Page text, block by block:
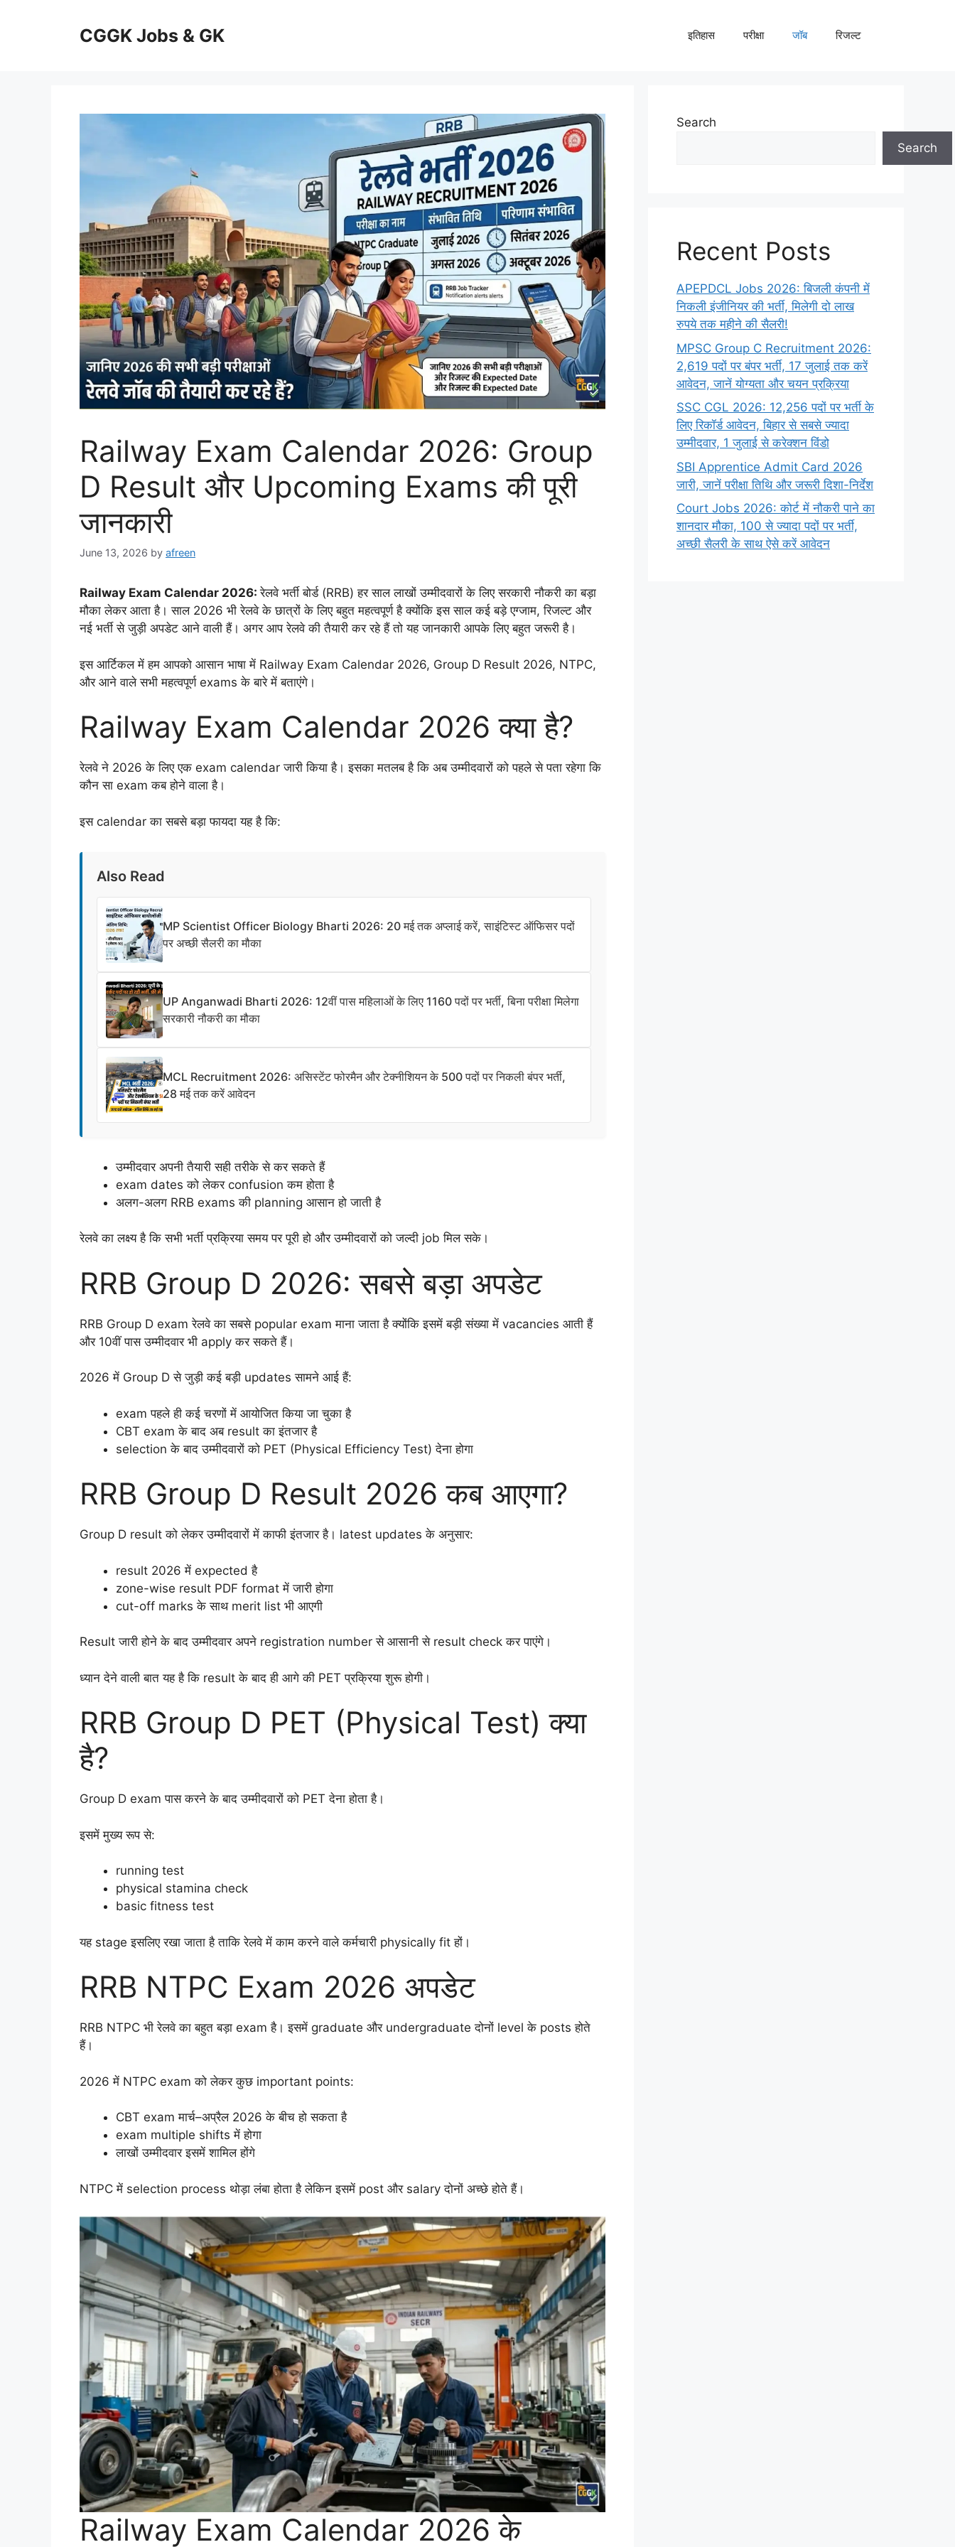
CGGK Jobs & GK इतिहास परीक्षा जॉब रिजल्ट
Railway Exam Calendar 2026: Group
D Result और Upcoming Exams की पूरी
जानकारी
June 13, 2026 by afreen
Railway Exam Calendar 2026:रेलवे भर्ती बोर्ड (RRB) हर साल लाखों उम्मीदवारों के लिए सरकारी नौकरी का बड़ा
मौका लेकर आता है। साल 2026 भी रेलवे के छात्रों के लिए बहुत महत्वपूर्ण है क्योंकि इस साल कई बड़े एग्जाम, रिजल्ट और
नई भर्ती से जुड़ी अपडेट आने वाली हैं। अगर आप रेलवे की तैयारी कर रहे हैं तो यह जानकारी आपके लिए बहुत जरूरी है।
इस आर्टिकल में हम आपको आसान भाषा में Railway Exam Calendar 2026, Group D Result 2026, NTPC,
और आने वाले सभी महत्वपूर्ण exams के बारे में बताएंगे।
Railway Exam Calendar 2026 क्या है?
रेलवे ने 2026 के लिए एक exam calendar जारी किया है। इसका मतलब है कि अब उम्मीदवारों को पहले से पता रहेगा कि
कौन सा exam कब होने वाला है।
इस calendar का सबसे बड़ा फायदा यह है कि:
Also Read
MP Scientist Officer Biology Bharti 2026: 20 मई तक अप्लाई करें, साइंटिस्ट ऑफिसर पदों
पर अच्छी सैलरी का मौका
UP Anganwadi Bharti 2026: 12वीं पास महिलाओं के लिए 1160 पदों पर भर्ती, बिना परीक्षा मिलेगा
सरकारी नौकरी का मौका
MCL Recruitment 2026: असिस्टेंट फोरमैन और टेक्नीशियन के 500 पदों पर निकली बंपर भर्ती,
28 मई तक करें आवेदन
उम्मीदवार अपनी तैयारी सही तरीके से कर सकते हैं
exam dates को लेकर confusion कम होता है
अलग-अलग RRB exams की planning आसान हो जाती है
रेलवे का लक्ष्य है कि सभी भर्ती प्रक्रिया समय पर पूरी हो और उम्मीदवारों को जल्दी job मिल सके।
RRB Group D 2026: सबसे बड़ा अपडेट
RRB Group D exam रेलवे का सबसे popular exam माना जाता है क्योंकि इसमें बड़ी संख्या में vacancies आती हैं
और 10वीं पास उम्मीदवार भी apply कर सकते हैं।
2026 में Group D से जुड़ी कई बड़ी updates सामने आई हैं:
exam पहले ही कई चरणों में आयोजित किया जा चुका है
CBT exam के बाद अब result का इंतजार है
selection के बाद उम्मीदवारों को PET (Physical Efficiency Test) देना होगा
RRB Group D Result 2026 कब आएगा?
Group D result को लेकर उम्मीदवारों में काफी इंतजार है। latest updates के अनुसार:
result 2026 में expected है
zone-wise result PDF format में जारी होगा
cut-off marks के साथ merit list भी आएगी
Result जारी होने के बाद उम्मीदवार अपने registration number से आसानी से result check कर पाएंगे।
ध्यान देने वाली बात यह है कि result के बाद ही आगे की PET प्रक्रिया शुरू होगी।
RRB Group D PET (Physical Test) क्या
है?
Group D exam पास करने के बाद उम्मीदवारों को PET देना होता है।
इसमें मुख्य रूप से:
running test
physical stamina check
basic fitness test
यह stage इसलिए रखा जाता है ताकि रेलवे में काम करने वाले कर्मचारी physically fit हों।
RRB NTPC Exam 2026 अपडेट
RRB NTPC भी रेलवे का बहुत बड़ा exam है। इसमें graduate और undergraduate दोनों level के posts होते
हैं।
2026 में NTPC exam को लेकर कुछ important points:
CBT exam मार्च–अप्रैल 2026 के बीच हो सकता है
exam multiple shifts में होगा
लाखों उम्मीदवार इसमें शामिल होंगे
NTPC में selection process थोड़ा लंबा होता है लेकिन इसमें post और salary दोनों अच्छे होते हैं।
Railway Exam Calendar 2026 के
Search
Search
Recent Posts
APEPDCL Jobs 2026: बिजली कंपनी में
निकली इंजीनियर की भर्ती, मिलेगी दो लाख
रुपये तक महीने की सैलरी!
MPSC Group C Recruitment 2026:
2,619 पदों पर बंपर भर्ती, 17 जुलाई तक करें
आवेदन, जानें योग्यता और चयन प्रक्रिया
SSC CGL 2026: 12,256 पदों पर भर्ती के
लिए रिकॉर्ड आवेदन, बिहार से सबसे ज्यादा
उम्मीदवार, 1 जुलाई से करेक्शन विंडो
SBI Apprentice Admit Card 2026
जारी, जानें परीक्षा तिथि और जरूरी दिशा-निर्देश
Court Jobs 2026: कोर्ट में नौकरी पाने का
शानदार मौका, 100 से ज्यादा पदों पर भर्ती,
अच्छी सैलरी के साथ ऐसे करें आवेदन